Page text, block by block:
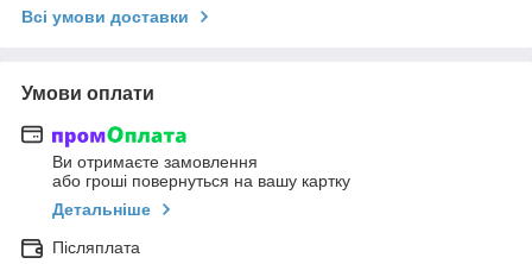
Всі умови доставки
Умови оплати
Ви отримаєте замовлення
або гроші повернуться на вашу картку
Детальніше
Післяплата